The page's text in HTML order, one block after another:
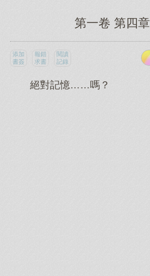
第一卷 第四章
添加
書簽
報錯
求書
閱讀
記錄
絕對記憶……嗎？